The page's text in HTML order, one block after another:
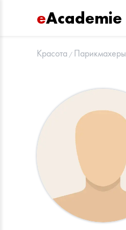
eAcademie
Красота Парикмахеры